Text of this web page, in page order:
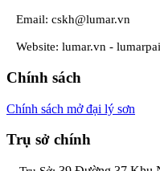
Email: cskh@lumar.vn
Website: lumar.vn -
Chính sách
Chính sách mở đại lý sơn
Trụ sở chính